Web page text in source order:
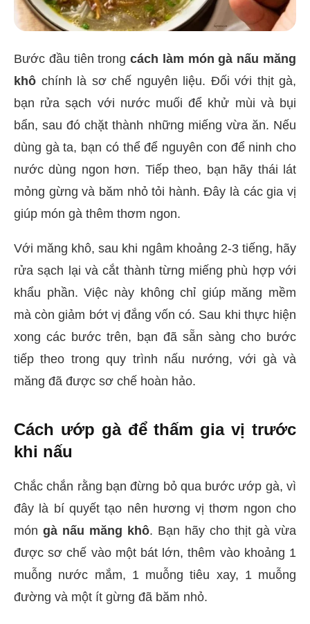
Bước đầu tiên trongcách làm món gà nấu măng
khô chính là sơ chế nguyên liệu. Đối với thịt gà,
bạn rửa sạch với nước muối để khử mùi và bụi
bẩn, sau đó chặt thành những miếng vừa ăn. Nếu
dùng gà ta, bạn có thể để nguyên con để ninh cho
nước dùng ngon hơn. Tiếp theo, bạn hãy thái lát
mỏng gừng và băm nhỏ tỏi hành. Đây là các gia vị
giúp món gà thêm thơm ngon.
Với măng khô, sau khi ngâm khoảng 2-3 tiếng, hãy
rửa sạch lại và cắt thành từng miếng phù hợp với
khẩu phần. Việc này không chỉ giúp măng mềm
mà còn giảm bớt vị đắng vốn có. Sau khi thực hiện
xong các bước trên, bạn đã sẵn sàng cho bước
tiếp theo trong quy trình nấu nướng, với gà và
măng đã được sơ chế hoàn hảo.
Cách ướp gà để thấm gia vị trước
khi nấu
Chắc chắn rằng bạn đừng bỏ qua bước ướp gà, vì
đây là bí quyết tạo nên hương vị thơm ngon cho
món gà nấu măng khô. Bạn hãy cho thịt gà vừa
được sơ chế vào một bát lớn, thêm vào khoảng 1
muỗng nước mắm, 1 muỗng tiêu xay, 1 muỗng
đường và một ít gừng đã băm nhỏ.